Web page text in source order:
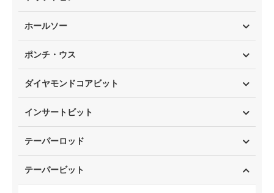
ホールソー
ポンチ・ウス
ダイヤモンドコアビット
インサートビット
テーパーロッド
テーパービット